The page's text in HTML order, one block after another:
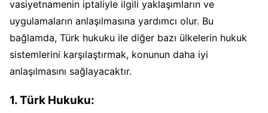
vasiyetnamenin iptaliyle ilgili yaklaşımların ve
uygulamaların anlaşılmasına yardımcı olur. Bu
bağlamda, Türk hukuku ile diğer bazı ülkelerin hukuk
sistemlerini karşılaştırmak, konunun daha iyi
anlaşılmasını sağlayacaktır.
1.Türk Hukuku: